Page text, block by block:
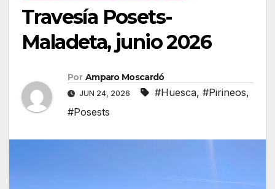
Travesía Posets-
Maladeta, junio 2026
Por Amparo Moscardó
JUN 24, 2026 #Huesca, #Pirineos,
#Posests